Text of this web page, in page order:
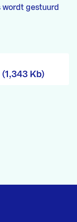
wordt gestuurd
Kb)